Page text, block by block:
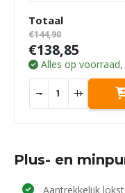
Totaal
€144,90
€138,85
Alles op
- +
Plus- en
Aantrekkelijk